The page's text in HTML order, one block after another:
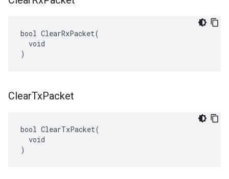
bool ClearRxPacket(
  void
)
ClearTxPacket
bool ClearTxPacket(
  void
)